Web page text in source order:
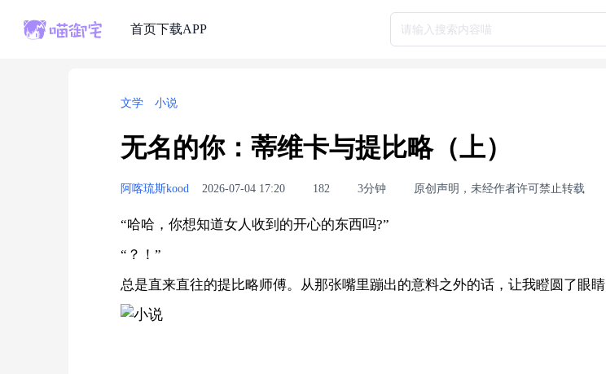
首页下载APP 请输入搜索内容喵
文学 小说
无名的你：蒂维卡与提比略（上）
阿喀琉斯kood 2026-07-04 17:20 182 3分钟 原创声明，未经作者许可禁止转载
“哈哈，你想知道女人收到的开心的东西吗?”
“？！”
总是直来直往的提比略师傅。从那张嘴里蹦出的意料之外的话，让我瞪圆了眼睛